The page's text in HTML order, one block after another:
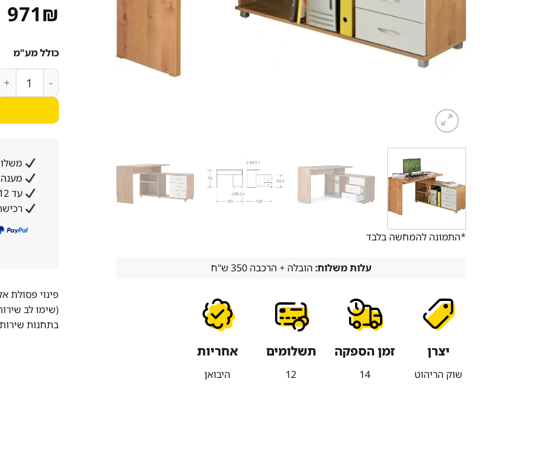
*התמונה להמחשה בלבד
עלות משלוח: הובלה + הרכבה 350 ש"ח
יצרן
שוק הריהוט
זמן הספקה
14
תשלומים
12
אחריות
היבואן
971₪
כולל מע"מ
כמות של שולחן מחשב
עד 12 תשלומים ללא ריבית והצמדה
פינוי פסולת
(שימו לב
בתחנות